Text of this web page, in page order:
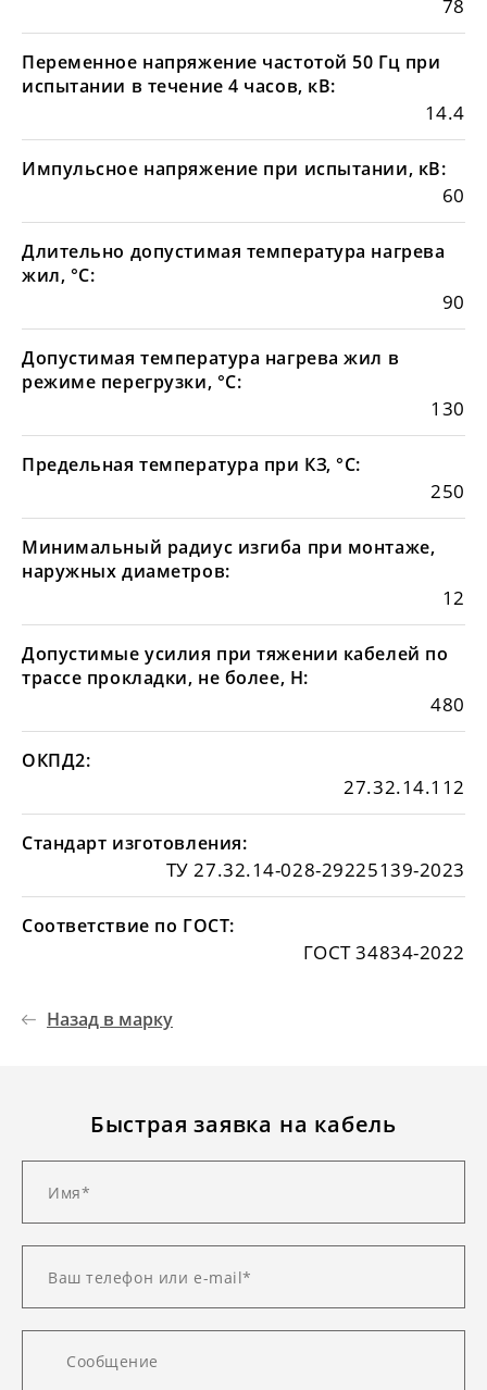
78
Переменное напряжение частотой 50 Гц при
испытании в течение 4 часов, кВ:
14.4
Импульсное напряжение при испытании, кВ:
60
Длительно допустимая температура нагрева
жил, °С:
90
Допустимая температура нагрева жил в
режиме перегрузки, °С:
130
Предельная температура при КЗ, °С:
250
Минимальный радиус изгиба при монтаже,
наружных диаметров:
12
Допустимые усилия при тяжении кабелей по
трассе прокладки, не более, Н:
480
ОКПД2:
27.32.14.112
Стандарт изготовления:
ТУ 27.32.14-028-29225139-2023
Соответствие по ГОСТ:
ГОСТ 34834-2022
Назад в марку
Быстрая заявка на кабель